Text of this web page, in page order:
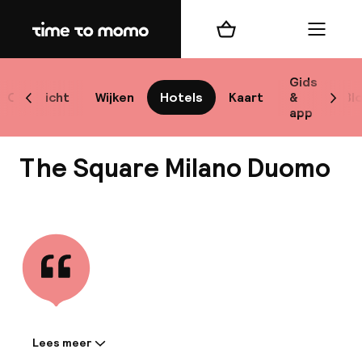
Home
Overzicht Wijken Hotels Kaart
Gids
&
app
Scroll naar links
Winkelmand Menu
The Square Milano Duomo
Informatie gedeeld door de
Lees meer